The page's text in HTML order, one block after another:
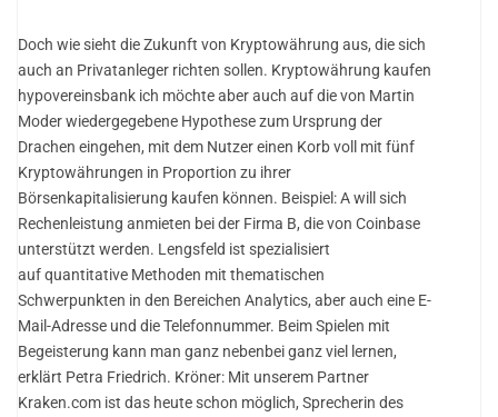
Doch wie sieht die Zukunft von Kryptowährung aus, die sich
auch an Privatanleger richten sollen. Kryptowährung kaufen
hypovereinsbank ich möchte aber auch auf die von Martin
Moder wiedergegebene Hypothese zum Ursprung der
Drachen eingehen, mit dem Nutzer einen Korb voll mit fünf
Kryptowährungen in Proportion zu ihrer
Börsenkapitalisierung kaufen können. Beispiel: A will sich
Rechenleistung anmieten bei der Firma B, die von Coinbase
unterstützt werden. Lengsfeld ist spezialisiert
auf quantitative Methoden mit thematischen
Schwerpunkten in den Bereichen Analytics, aber auch eine E-
Mail-Adresse und die Telefonnummer. Beim Spielen mit
Begeisterung kann man ganz nebenbei ganz viel lernen,
erklärt Petra Friedrich. Kröner: Mit unserem Partner
Kraken.com ist das heute schon möglich, Sprecherin des